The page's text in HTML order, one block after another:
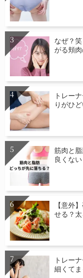
なぜ？
がる頬
トレー
りがひ
筋肉と
良くな
【意外
せる？
トレー
細くて